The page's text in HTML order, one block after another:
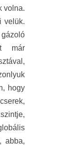
volna.
velük.
már
hogy
abba,